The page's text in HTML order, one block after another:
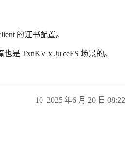
的证书配置。
也是 TxnKV x JuiceFS 场景的。
2025 年6 月 20 日 08:22
10